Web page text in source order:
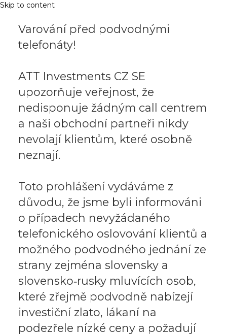
Skip to content
Varování před podvodnými
telefonáty!
ATT Investments CZ SE
upozorňuje veřejnost, že
nedisponuje žádným call centrem
a naši obchodní partneři nikdy
nevolají klientům, které osobně
neznají.
Toto prohlášení vydáváme z
důvodu, že jsme byli informováni
o případech nevyžádaného
telefonického oslovování klientů a
možného podvodného jednání ze
strany zejména slovensky a
slovensko‑rusky mluvících osob,
které zřejmě podvodně nabízejí
investiční zlato, lákaní na
podezřele nízké ceny a požadují